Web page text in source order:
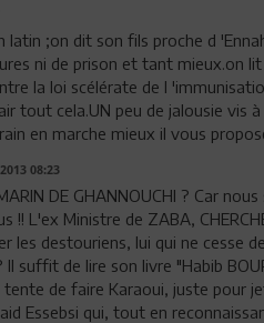
latin ;on dit son fils proche d
ni de prison et tant mieux.on
la loi scélérate de l
tout cela.UN peu de jalousie vis
en marche mieux il vous
08:23
DE GHANNOUCHI ? Car
!! L'ex Ministre de ZABA,
les destouriens, lui qui ne
suffit de lire son livre "Habib
de faire Karaoui, juste pour
Essebsi qui, tout en